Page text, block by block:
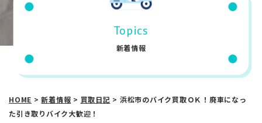
Topics
新着情報
HOME >新着情報 > 買取日記 > 浜松市のバイク買取ＯＫ！廃車になっ
た引き取りバイク大歓迎！